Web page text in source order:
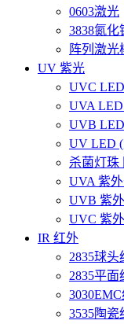
0603激光
3838氮化
阵列激光
UV 紫光
UVC
UVA LED
UVB
UV LED
杀菌灯珠
UVA 紫
UVB 紫
UVC 紫
IR 红外
2835球
2835平
3535陶瓷